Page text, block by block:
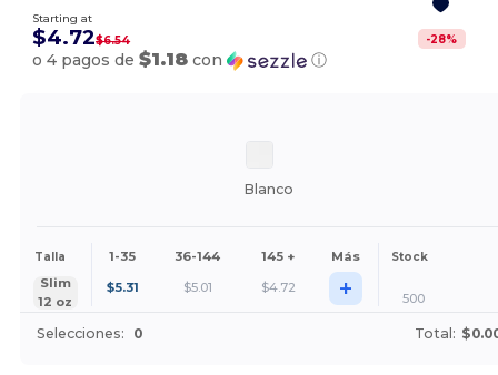
Starting at
$4.72$6.54 -28%
o 4 pagos de$1.18 con ⓘ
Blanco
Talla 1-35 36-144 145 + Más Stock
Slim
12 oz
$5.31 $5.01 $4.72 + 500
Selecciones: 0 Total: